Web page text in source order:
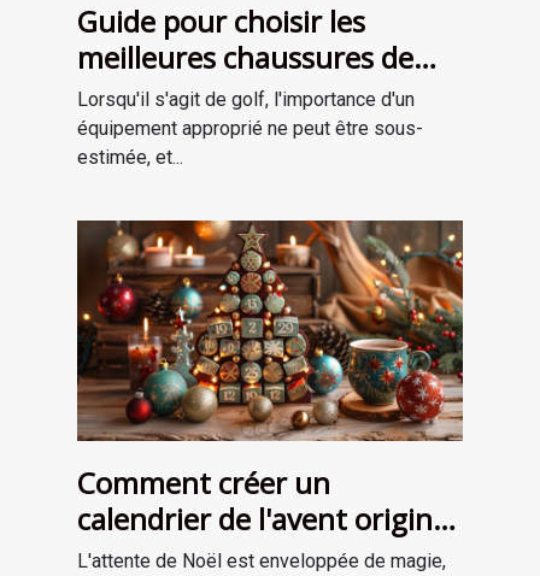
Guide pour choisir les
meilleures chaussures de
golf adaptées à votre style
de jeu
Lorsqu'il s'agit de golf, l'importance d'un
équipement approprié ne peut être sous-
estimée, et...
Comment créer un
calendrier de l'avent original
pour attendre Noël
L'attente de Noël est enveloppée de magie,